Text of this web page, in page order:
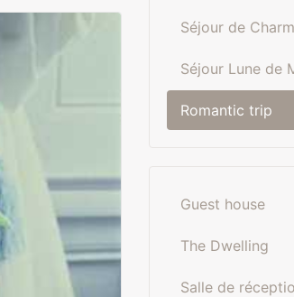
Séjour de
Séjour Lune de
Romantic trip
Guest house
The Dwelling
Salle de